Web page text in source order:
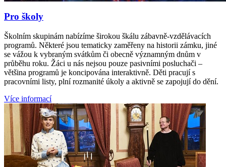
Pro školy
Školním skupinám nabízíme širokou škálu zábavně-vzdělávacích
programů. Některé jsou tematicky zaměřeny na historii zámku, jiné
se vážou k vybraným svátkům či obecně významným dnům v
průběhu roku. Žáci u nás nejsou pouze pasivními posluchači –
většina programů je koncipována interaktivně. Děti pracují s
pracovními listy, plní rozmanité úkoly a aktivně se zapojují do dění.
Více informací